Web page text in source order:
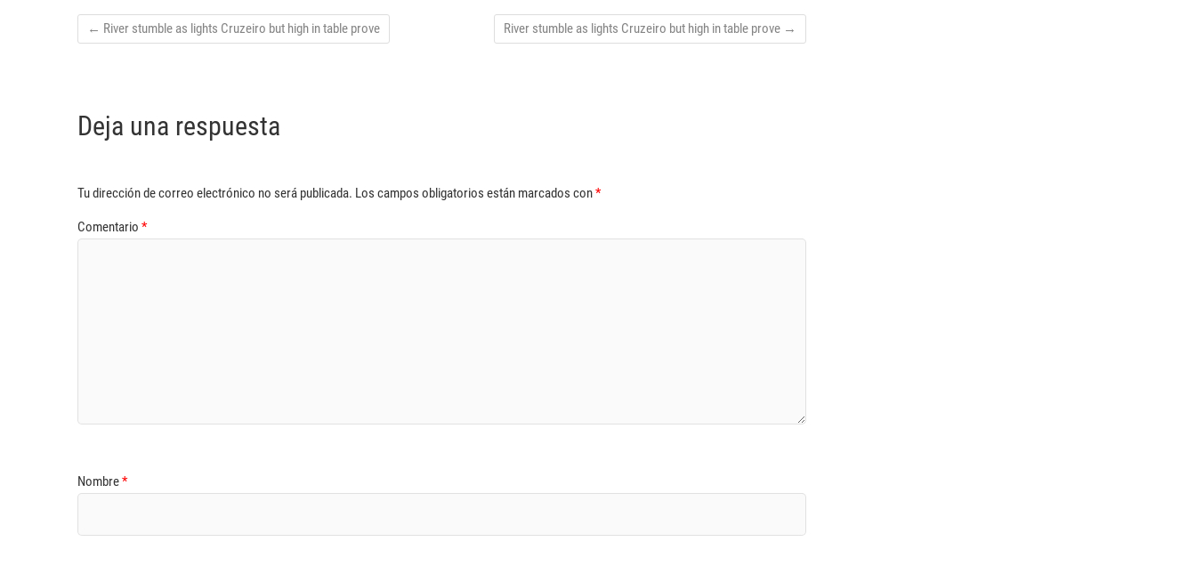
← River stumble as lights Cruzeiro but high in table prove River stumble as lights Cruzeiro but high in table prove →
Deja una respuesta
Tu dirección de correo electrónico no será publicada. Los campos obligatorios están marcados con*
Comentario *
Nombre*